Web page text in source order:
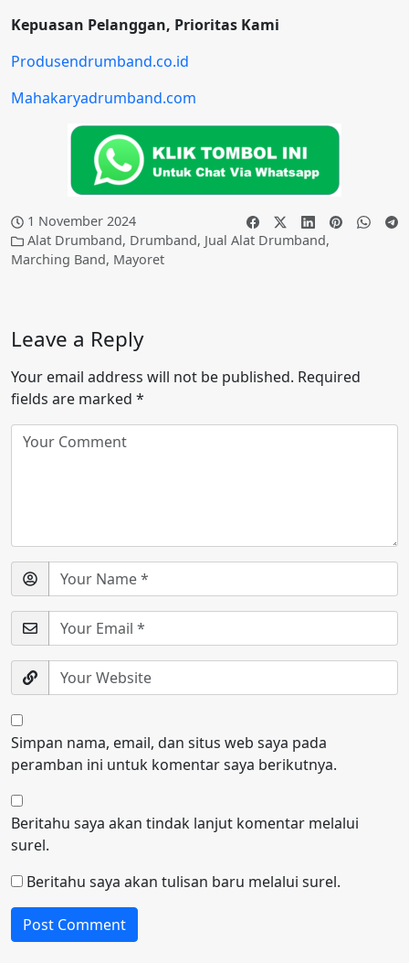
Kepuasan Pelanggan, Prioritas Kami
Produsendrumband.co.id
Mahakaryadrumband.com
1 November 2024
Alat Drumband, Drumband, Jual Alat Drumband,
Marching Band, Mayoret
Leave a Reply
Your email address will not be published. Required
fields are marked *
Simpan nama, email, dan situs web saya pada
peramban ini untuk komentar saya berikutnya.
Beritahu saya akan tindak lanjut komentar melalui
surel.
Beritahu saya akan tulisan baru melalui surel.